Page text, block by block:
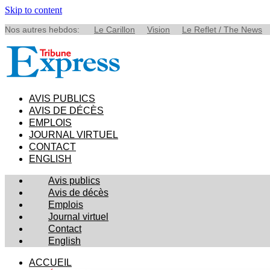
Skip to content
Nos autres hebdos: Le Carillon Vision Le Reflet / The News
AVIS PUBLICS
AVIS DE DÉCÈS
EMPLOIS
JOURNAL VIRTUEL
CONTACT
ENGLISH
Avis publics
Avis de décès
Emplois
Journal virtuel
Contact
English
ACCUEIL